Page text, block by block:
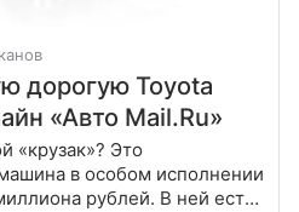
дорогую Toyota
«Авто Mail.Ru»
«крузак»? Это
в особом исполнении
рублей. В ней есть